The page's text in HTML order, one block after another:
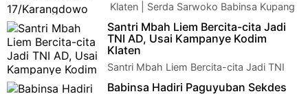
Klaten | Serda Sarwoko Babinsa Kupang
anggota Koramil 17/Karangdowo Kodim
0723/Klaten monitoring pemukiman warga yang t…
Santri Mbah Liem Bercita-cita Jadi
TNI AD, Usai Kampanye Kodim
Klaten
Santri Mbah Liem Bercita-cita Jadi TNI
AD, Usai Kampanye Kodim Klaten Klaten –
Babinsa Hadiri Paguyuban Sekdes